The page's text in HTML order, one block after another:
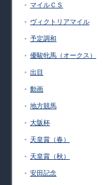
マイルＣＳ
ヴィクトリアマイル
予定調和
優駿牝馬（オークス）
出目
動画
地方競馬
大阪杯
天皇賞（春）
天皇賞（秋）
安田記念